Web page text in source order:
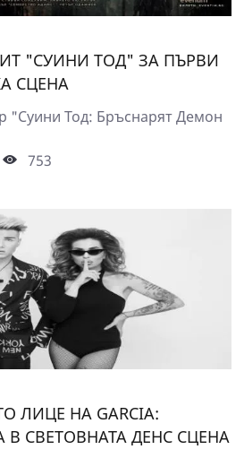
"СУИНИ ТОД" ЗА ПЪРВИ
СЦЕНА
"Суини Тод: Бръснарят Демон
753
ЛИЦЕ НА GARCIA:
В СВЕТОВНАТА ДЕНС СЦЕНА